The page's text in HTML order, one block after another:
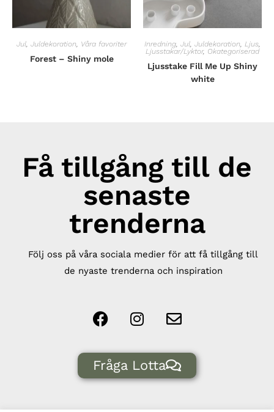
Jul Juldekoration Våra favoriter
Forest – Shiny mole
Inredning Jul Juldekoration Ljus
Ljusstakar/Lyktor, Okategoriserad
Ljusstake Fill Me Up Shiny
white
Få tillgång till de
senaste
trenderna
Följ oss på våra sociala medier för att få tillgång till
de nyaste trenderna och inspiration
Fråga Lotta